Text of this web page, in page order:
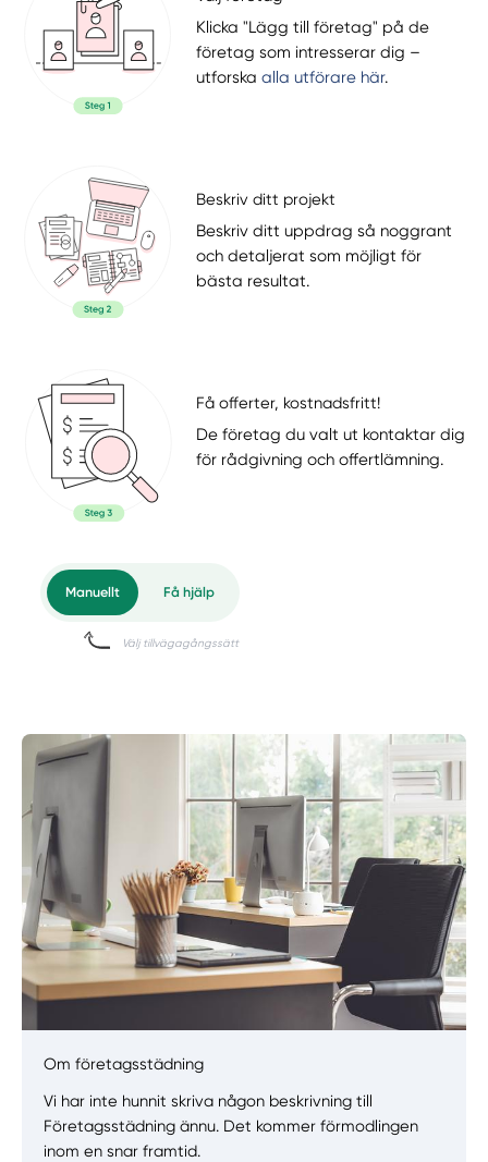
Klicka "Lägg till företag" på de
företag som intresserar dig –
utforskaalla utförare här.
Beskriv ditt projekt
Beskriv ditt uppdrag så noggrant
och detaljerat som möjligt för
bästa resultat.
Få offerter, kostnadsfritt!
De företag du valt ut kontaktar dig
för rådgivning och offertlämning.
Välj tillvägagångssätt
Om företagsstädning
Vi har inte hunnit skriva någon beskrivning till
Företagsstädning ännu. Det kommer förmodlingen
inom en snar framtid.